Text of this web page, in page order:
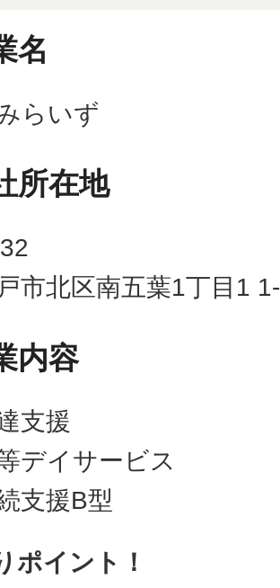
名
らいず
所在地
市北区南五葉1丁目1
内容
支援
デイサービス
支援B型
ポイント！